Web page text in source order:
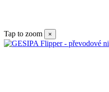
Tap to zoom ×